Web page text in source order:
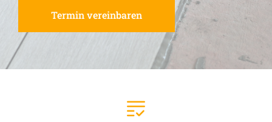
Termin vereinbaren